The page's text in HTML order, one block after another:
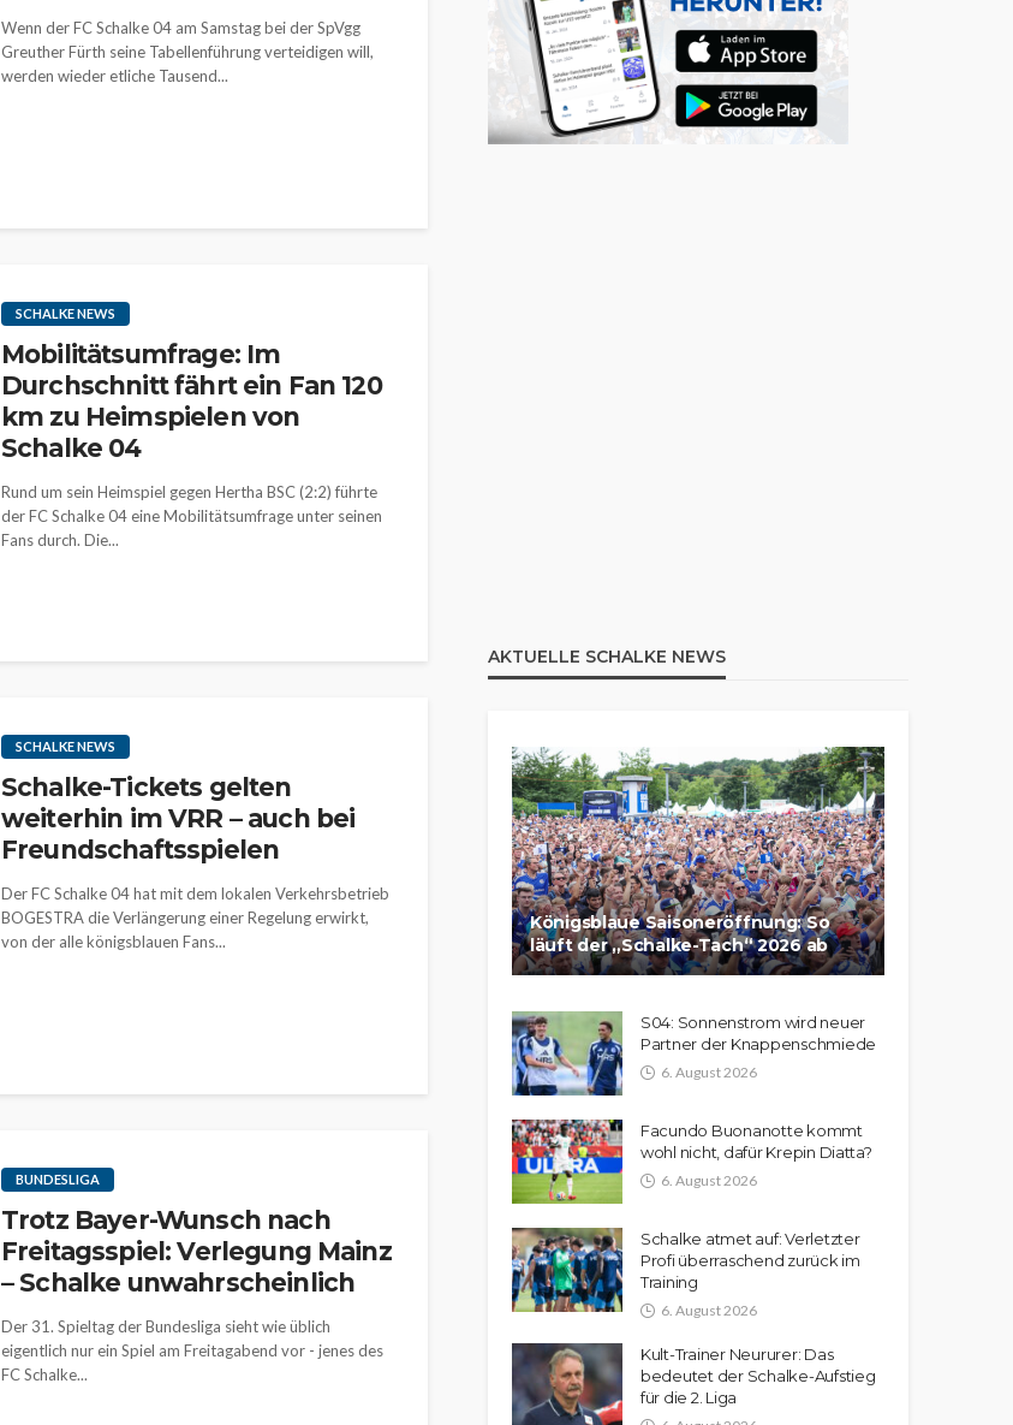
Wenn der FC Schalke 04 am Samstag bei der SpVgg
Greuther Fürth seine Tabellenführung verteidigen will,
werden wieder etliche Tausend...
SCHALKE NEWS
Mobilitätsumfrage: Im
Durchschnitt fährt ein Fan 120
km zu Heimspielen von
Schalke 04
Rund um sein Heimspiel gegen Hertha BSC (2:2) führte
der FC Schalke 04 eine Mobilitätsumfrage unter seinen
Fans durch. Die...
SCHALKE NEWS
Schalke-Tickets gelten
weiterhin im VRR – auch bei
Freundschaftsspielen
Der FC Schalke 04 hat mit dem lokalen Verkehrsbetrieb
BOGESTRA die Verlängerung einer Regelung erwirkt,
von der alle königsblauen Fans...
BUNDESLIGA
Trotz Bayer-Wunsch nach
Freitagsspiel: Verlegung Mainz
– Schalke unwahrscheinlich
Der 31. Spieltag der Bundesliga sieht wie üblich
eigentlich nur ein Spiel am Freitagabend vor - jenes des
FC Schalke...
AKTUELLE SCHALKE NEWS
Königsblaue Saisoneröffnung: So
läuft der „Schalke-Tach“ 2026 ab
S04: Sonnenstrom wird neuer
Partner der Knappenschmiede
6. August 2026
Facundo Buonanotte kommt
wohl nicht, dafür Krepin Diatta?
6. August 2026
Schalke atmet auf: Verletzter
Profi überraschend zurück im
Training
6. August 2026
Kult-Trainer Neururer: Das
bedeutet der Schalke-Aufstieg
für die 2. Liga